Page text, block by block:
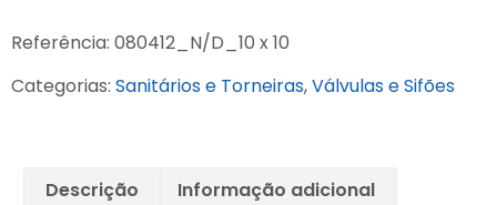
Referência: 080412_N/D_10 x 10
Categorias: Sanitários e Torneiras,Válvulas e Sifões
Descrição Informação adicional